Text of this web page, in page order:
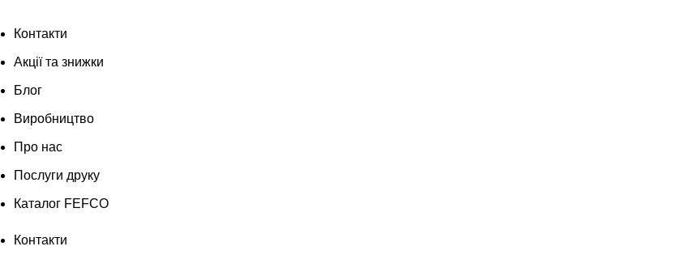
Контакти
Акції та знижки
Блог
Виробництво
Про нас
Послуги друку
Каталог FEFCO
Контакти